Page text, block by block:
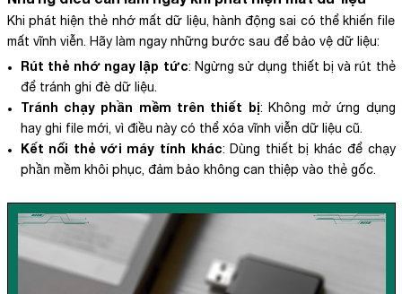
Khi phát hiện thẻ nhớ mất dữ liệu, hành động sai có thể khiến file
mất vĩnh viễn. Hãy làm ngay những bước sau để bảo vệ dữ liệu:
Rút thẻ nhớ ngay lập tức: Ngừng sử dụng thiết bị và rút thẻ
để tránh ghi đè dữ liệu.
Tránh chạy phần mềm trên thiết bị: Không mở ứng dụng
hay ghi file mới, vì điều này có thể xóa vĩnh viễn dữ liệu cũ.
Kết nối thẻ với máy tính khác: Dùng thiết bị khác để chạy
phần mềm khôi phục, đảm bảo không can thiệp vào thẻ gốc.